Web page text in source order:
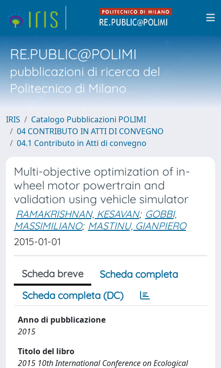
RE.PUBLIC@POLIMI
pubblicazioni di ricerca del
Politecnico di Milano
IRIS
Catalogo Pubblicazioni POLIMI
04 CONTRIBUTO IN ATTI DI CONVEGNO
04.1 Contributo in Atti di convegno
Multi-objective optimization of in-
wheel motor powertrain and
validation using vehicle simulator
RAMAKRISHNAN, KESAVAN; GOBBI,
MASSIMILIANO; MASTINU, GIANPIERO
2015-01-01
Scheda breve
Scheda completa
Scheda completa (DC)
Anno di pubblicazione
2015
Titolo del libro
2015 10th International Conference on Ecological